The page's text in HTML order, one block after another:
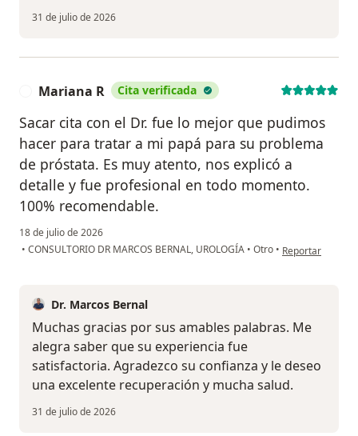
31 de julio de 2026
Mariana R Cita verificada
Sacar cita con el Dr. fue lo mejor que pudimos
hacer para tratar a mi papá para su problema
de próstata. Es muy atento, nos explicó a
detalle y fue profesional en todo momento.
100% recomendable.
18 de julio de 2026
• CONSULTORIO DR MARCOS BERNAL, UROLOGÍA • Otro • en opinión del
Reportar
Dr. Marcos Bernal
Muchas gracias por sus amables palabras. Me
alegra saber que su experiencia fue
satisfactoria. Agradezco su confianza y le deseo
una excelente recuperación y mucha salud.
31 de julio de 2026